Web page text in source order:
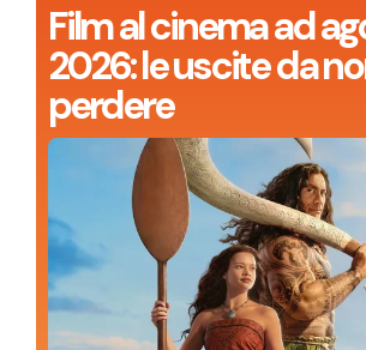
Film al cinema ad
2026: le uscite da
perdere